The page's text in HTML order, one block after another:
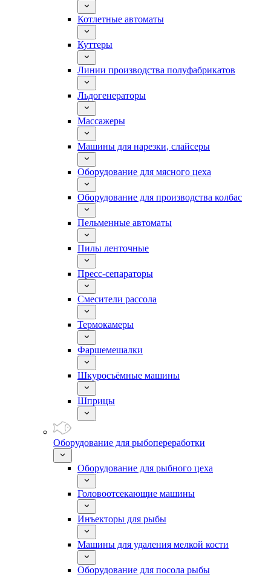
Котлетные автоматы
Куттеры
Линии производства полуфабрикатов
Льдогенераторы
Массажеры
Машины для нарезки, слайсеры
Оборудование для мясного цеха
Оборудование для производства колбас
Пельменные автоматы
Пилы ленточные
Пресс-сепараторы
Смесители рассола
Термокамеры
Фаршемешалки
Шкуросъёмные машины
Шприцы
Оборудование для рыбопереработки
Оборудование для рыбного цеха
Головоотсекающие машины
Инъекторы для рыбы
Машины для удаления мелкой кости
Оборудование для посола рыбы